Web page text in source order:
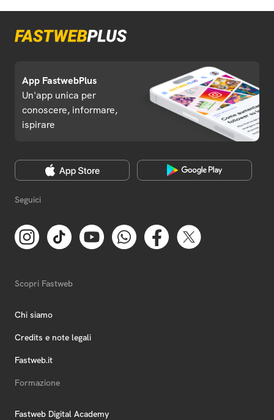
App FastwebPlus
Un'app unica per
conoscere, informare,
ispirare
Seguici
Scopri Fastweb
Chi siamo
Credits e note legali
Fastweb.it
Formazione
Fastweb Digital Academy